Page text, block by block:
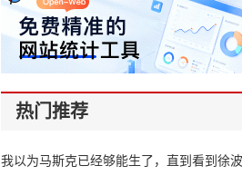
热门推荐
我以为马斯克已经够能生了，直到看到